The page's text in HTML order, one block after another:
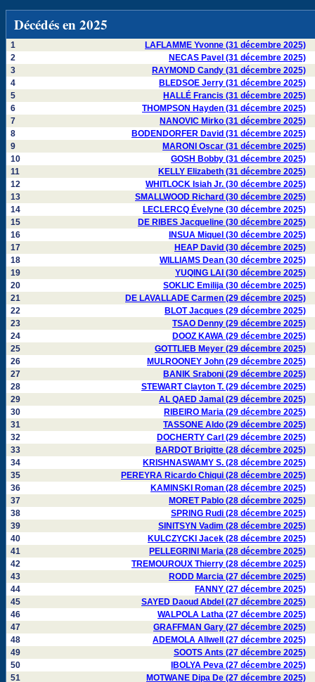
Décédés en 2025
1
LAFLAMME Yvonne (31 décembre 2025)
2
NECAS Pavel (31 décembre 2025)
3
RAYMOND Candy (31 décembre 2025)
4
BLEDSOE Jerry (31 décembre 2025)
5
HALLÉ Francis (31 décembre 2025)
6
THOMPSON Hayden (31 décembre 2025)
7
NANOVIC Mirko (31 décembre 2025)
8
BODENDORFER David (31 décembre 2025)
9
MARONI Oscar (31 décembre 2025)
10
GOSH Bobby (31 décembre 2025)
11
KELLY Elizabeth (31 décembre 2025)
12
WHITLOCK Isiah Jr. (30 décembre 2025)
13
SMALLWOOD Richard (30 décembre 2025)
14
LECLERCQ Évelyne (30 décembre 2025)
15
DE RIBES Jacqueline (30 décembre 2025)
16
INSUA Miquel (30 décembre 2025)
17
HEAP David (30 décembre 2025)
18
WILLIAMS Dean (30 décembre 2025)
19
YUQING LAI (30 décembre 2025)
20
SOKLIC Emilija (30 décembre 2025)
21
DE LAVALLADE Carmen (29 décembre 2025)
22
BLOT Jacques (29 décembre 2025)
23
TSAO Denny (29 décembre 2025)
24
DOOZ KAWA (29 décembre 2025)
25
GOTTLIEB Meyer (29 décembre 2025)
26
MULROONEY John (29 décembre 2025)
27
BANIK Sraboni (29 décembre 2025)
28
STEWART Clayton T. (29 décembre 2025)
29
AL QAED Jamal (29 décembre 2025)
30
RIBEIRO Maria (29 décembre 2025)
31
TASSONE Aldo (29 décembre 2025)
32
DOCHERTY Carl (29 décembre 2025)
33
BARDOT Brigitte (28 décembre 2025)
34
KRISHNASWAMY S. (28 décembre 2025)
35
PEREYRA Ricardo Chiqui (28 décembre 2025)
36
KAMINSKI Roman (28 décembre 2025)
37
MORET Pablo (28 décembre 2025)
38
SPRING Rudi (28 décembre 2025)
39
SINITSYN Vadim (28 décembre 2025)
40
KULCZYCKI Jacek (28 décembre 2025)
41
PELLEGRINI Maria (28 décembre 2025)
42
TREMOUROUX Thierry (28 décembre 2025)
43
RODD Marcia (27 décembre 2025)
44
FANNY (27 décembre 2025)
45
SAYED Daoud Abdel (27 décembre 2025)
46
WALPOLA Latha (27 décembre 2025)
47
GRAFFMAN Gary (27 décembre 2025)
48
ADEMOLA Allwell (27 décembre 2025)
49
SOOTS Ants (27 décembre 2025)
50
IBOLYA Peva (27 décembre 2025)
51
MOTWANE Dipa De (27 décembre 2025)